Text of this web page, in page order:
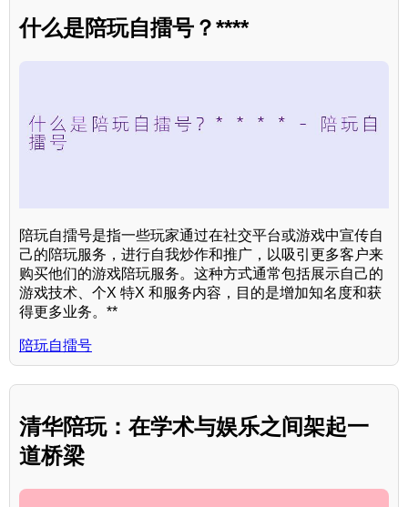
什么是陪玩自擂号？****
陪玩自擂号是指一些玩家通过在社交平台或游戏中宣传自
己的陪玩服务，进行自我炒作和推广，以吸引更多客户来
购买他们的游戏陪玩服务。这种方式通常包括展示自己的
游戏技术、个X 特X 和服务内容，目的是增加知名度和获
得更多业务。**
陪玩自擂号
清华陪玩：在学术与娱乐之间架起一
道桥梁